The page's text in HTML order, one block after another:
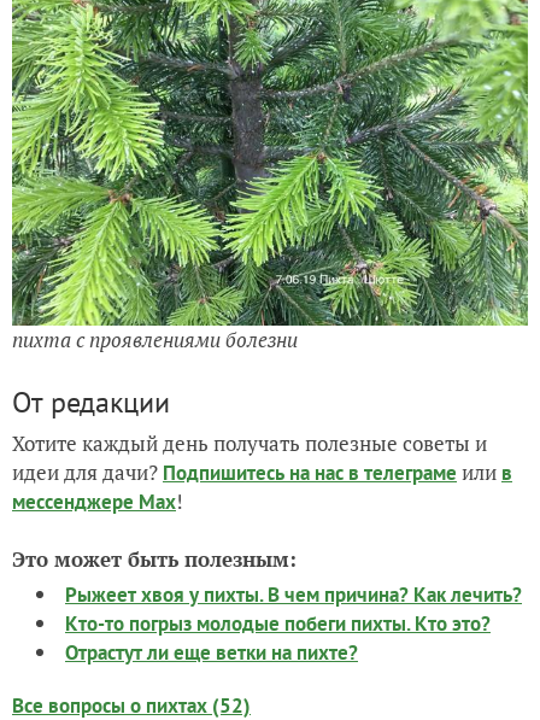
пихта с проявлениями болезни
От редакции
Хотите каждый день получать полезные советы и
идеи для дачи? Подпишитесь на нас в телеграме или в
мессенджере Max!
Это может быть полезным:
Рыжеет хвоя у пихты. В чем причина? Как лечить?
Кто-то погрыз молодые побеги пихты. Кто это?
Отрастут ли еще ветки на пихте?
Все вопросы о пихтах (52)